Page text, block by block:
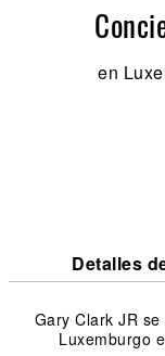
en
Detalles
Gary Clark JR
Luxemburgo